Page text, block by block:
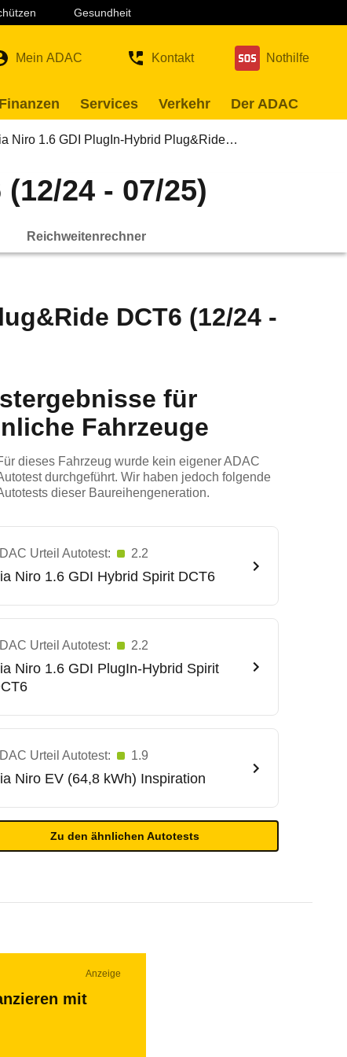
Gesundheit
Mein ADAC Kontakt Nothilfe
Services Verkehr Der ADAC
Niro 1.6 GDI PlugIn-Hybrid Plug&Ride…
24 - 07/25)
Reichweitenrechner
DCT6 (12/24 -
für
Fahrzeuge
dieses Fahrzeug wurde kein eigener ADAC
durchgeführt. Wir haben jedoch folgende
dieser Baureihengeneration.
Urteil Autotest: 2.2
Niro 1.6 GDI Hybrid Spirit DCT6
Urteil Autotest: 2.2
Niro 1.6 GDI PlugIn-Hybrid Spirit
Urteil Autotest: 1.9
Niro EV (64,8 kWh) Inspiration
Zu den ähnlichen Autotests
Anzeige
mit